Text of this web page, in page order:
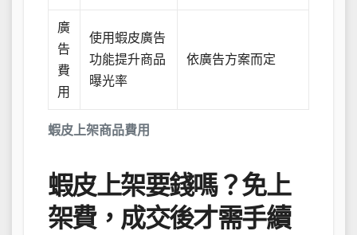
蝦皮上架商品費用
廣
告
費
用
使用蝦皮廣告
功能提升商品
曝光率
依廣告方案而定
蝦皮上架要錢嗎？免上
架費，成交後才需手續